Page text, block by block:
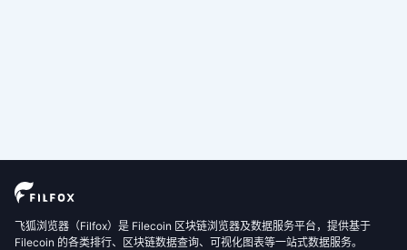
飞狐浏览器（Filfox）是 Filecoin 区块链浏览器及数据服务平台，提供基于
Filecoin 的各类排行、区块链数据查询、可视化图表等一站式数据服务。